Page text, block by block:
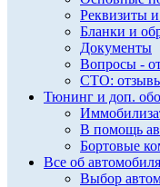
Реквизиты и
Бланки и
Документы
Вопросы -
СТО:
Тюнинг и доп.
В помощь
Бортовые
Все об
Выбор